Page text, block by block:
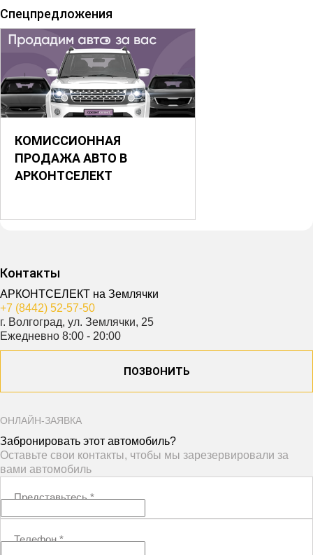
Спецпредложения
КОМИССИОННАЯ
ПРОДАЖА АВТО В
АРКОНТСЕЛЕКТ
Контакты
АРКОНТСЕЛЕКТ на Землячки
+7 (8442) 52-57-50
г. Волгоград, ул. Землячки, 25
Ежедневно 8:00 - 20:00
ПОЗВОНИТЬ
ОНЛАЙН-ЗАЯВКА
Забронировать этот автомобиль?
Оставьте свои контакты, чтобы мы зарезервировали за
вами автомобиль
Представьтесь*
Телефон*